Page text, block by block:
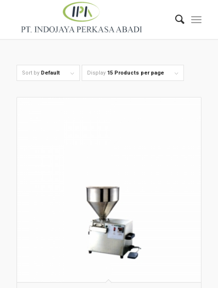
Sort by Default Display 15 Products per page